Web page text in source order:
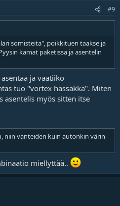
#9
somisteita", poikkituen taakse ja
kamat paketissa ja asentelin
ja vaatiiko
tuo "vortex hässäkkä". Miten
asentelis myös sitten itse
niin vanteiden kuin autonkin värin
miellyttää..